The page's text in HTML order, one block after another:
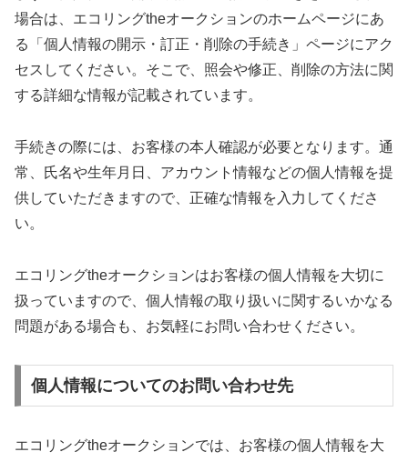
場合は、エコリングtheオークションのホームページにあ
る「個人情報の開示・訂正・削除の手続き」ページにアク
セスしてください。そこで、照会や修正、削除の方法に関
する詳細な情報が記載されています。
手続きの際には、お客様の本人確認が必要となります。通
常、氏名や生年月日、アカウント情報などの個人情報を提
供していただきますので、正確な情報を入力してくださ
い。
エコリングtheオークションはお客様の個人情報を大切に
扱っていますので、個人情報の取り扱いに関するいかなる
問題がある場合も、お気軽にお問い合わせください。
個人情報についてのお問い合わせ先
エコリングtheオークションでは、お客様の個人情報を大